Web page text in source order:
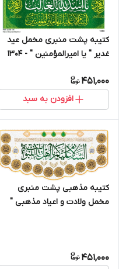
کتیبه پشت منبری مخمل عید
غدیر " یا امیرالمؤمنین " - 1304
451,000
افزودن به سبد
کتیبه مذهبی پشت منبری
مخمل ولادت و اعیاد مذهبی "
451,000